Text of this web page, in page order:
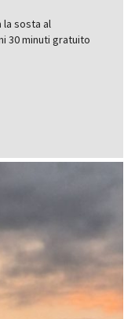
la sosta al
30 minuti gratuito